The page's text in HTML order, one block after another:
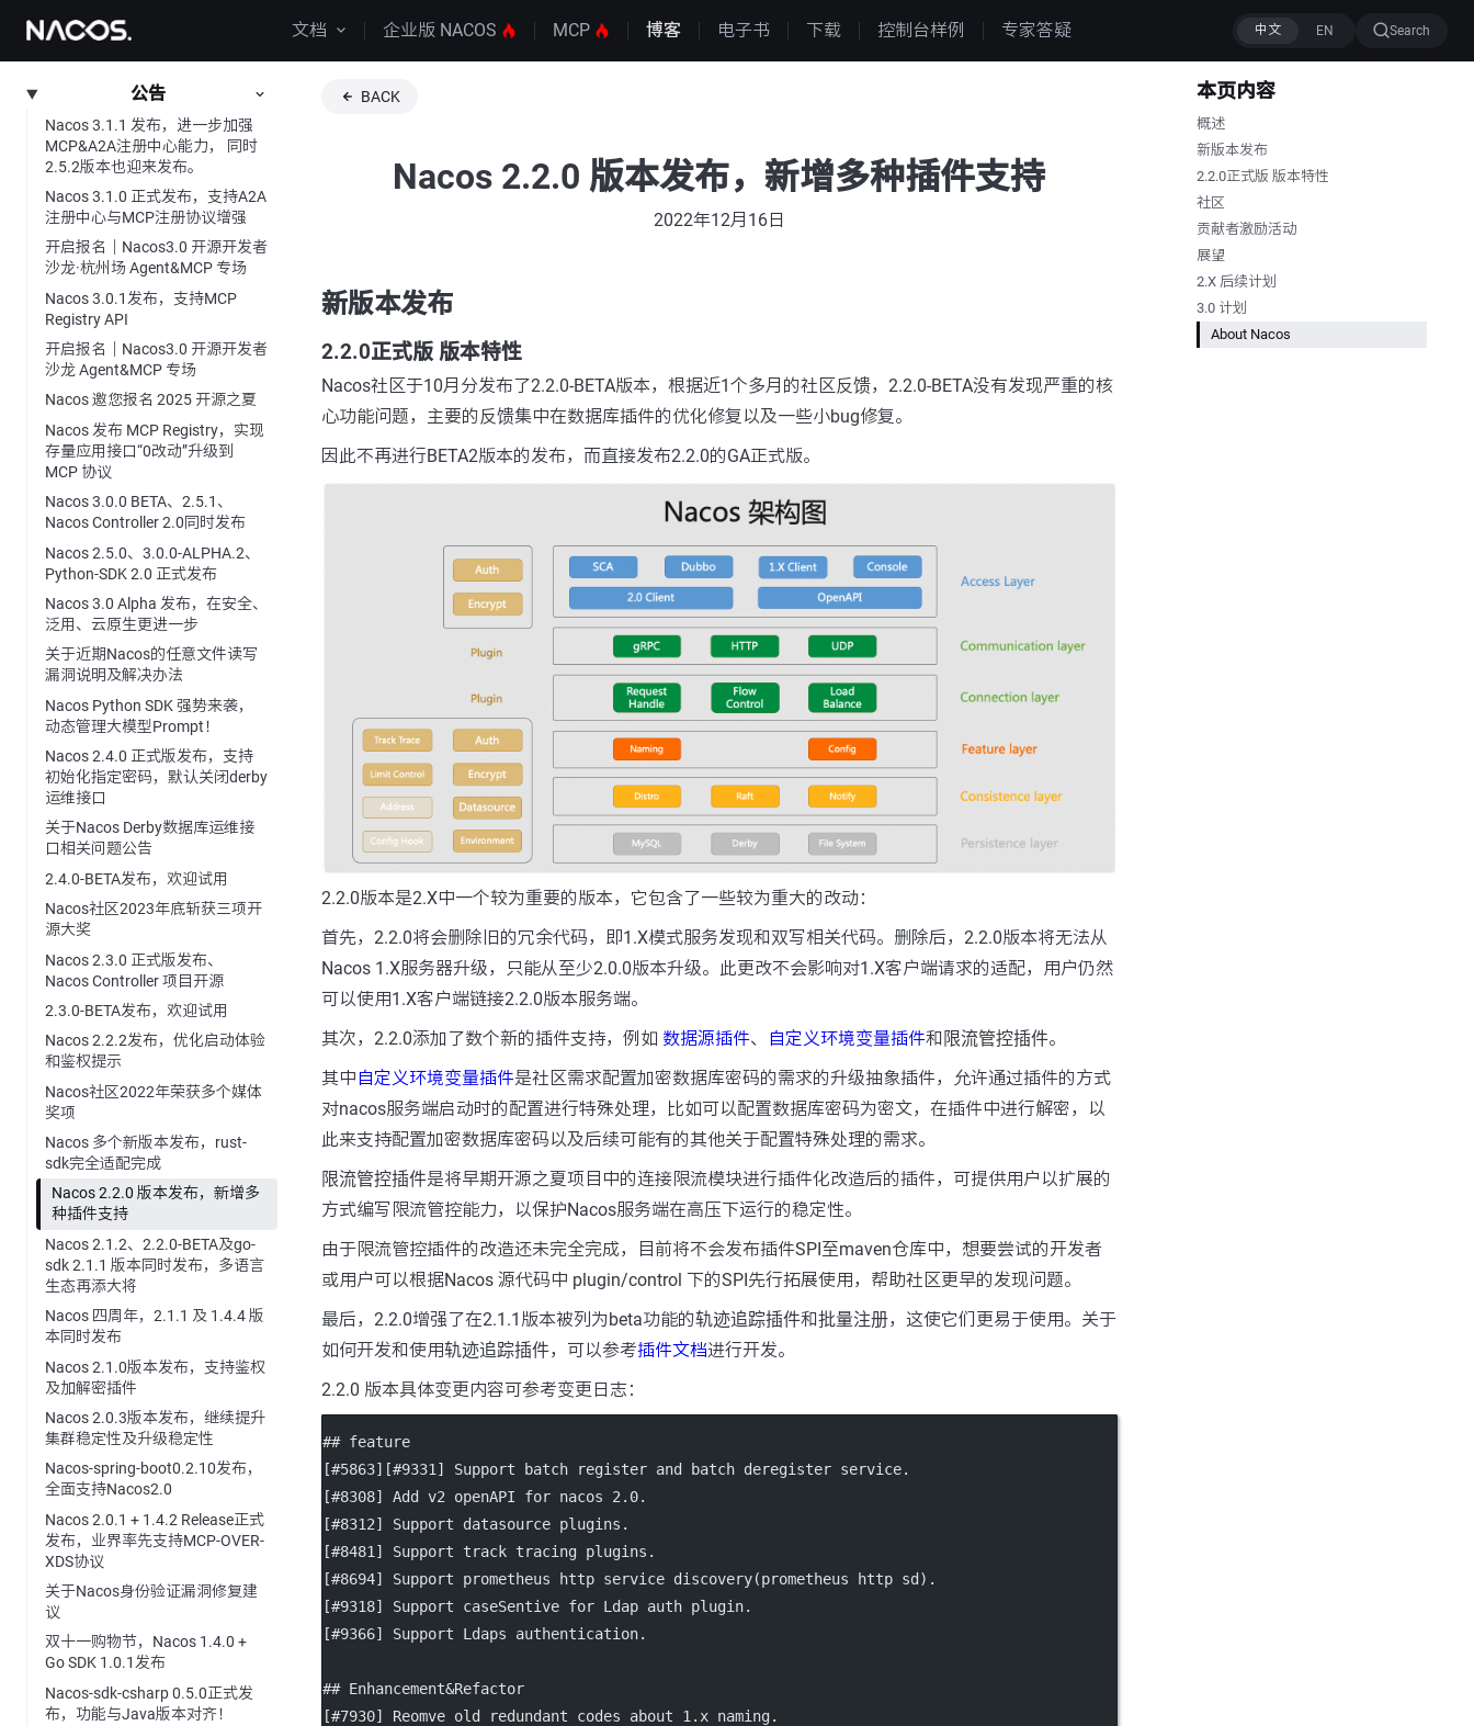
文档 企业版 NACOS MCP 博客 电子书 下载 控制台样例 专家答疑 Search
公告
Nacos 3.1.1 发布，进一步加强
MCP&A2A注册中心能力， 同时
2.5.2版本也迎来发布。
Nacos 3.1.0 正式发布，支持A2A
注册中心与MCP注册协议增强
开启报名｜Nacos3.0 开源开发者
沙龙·杭州场 Agent&MCP 专场
Nacos 3.0.1发布，支持MCP
Registry API
开启报名｜Nacos3.0 开源开发者
沙龙 Agent&MCP 专场
Nacos 邀您报名 2025 开源之夏
Nacos 发布 MCP Registry，实现
存量应用接口“0改动”升级到
MCP 协议
Nacos 3.0.0 BETA、2.5.1、
Nacos Controller 2.0同时发布
Nacos 2.5.0、3.0.0-ALPHA.2、
Python-SDK 2.0 正式发布
Nacos 3.0 Alpha 发布，在安全、
泛用、云原生更进一步
关于近期Nacos的任意文件读写
漏洞说明及解决办法
Nacos Python SDK 强势来袭，
动态管理大模型Prompt！
Nacos 2.4.0 正式版发布，支持
初始化指定密码，默认关闭derby
运维接口
关于Nacos Derby数据库运维接
口相关问题公告
2.4.0-BETA发布，欢迎试用
Nacos社区2023年底斩获三项开
源大奖
Nacos 2.3.0 正式版发布、
Nacos Controller 项目开源
2.3.0-BETA发布，欢迎试用
Nacos 2.2.2发布，优化启动体验
和鉴权提示
Nacos社区2022年荣获多个媒体
奖项
Nacos 多个新版本发布，rust-
sdk完全适配完成
Nacos 2.2.0 版本发布，新增多
种插件支持
Nacos 2.1.2、2.2.0-BETA及go-
sdk 2.1.1 版本同时发布，多语言
生态再添大将
Nacos 四周年，2.1.1 及 1.4.4 版
本同时发布
Nacos 2.1.0版本发布，支持鉴权
及加解密插件
Nacos 2.0.3版本发布，继续提升
集群稳定性及升级稳定性
Nacos-spring-boot0.2.10发布，
全面支持Nacos2.0
Nacos 2.0.1 + 1.4.2 Release正式
发布，业界率先支持MCP-OVER-
XDS协议
关于Nacos身份验证漏洞修复建
议
双十一购物节，Nacos 1.4.0 +
Go SDK 1.0.1发布
Nacos-sdk-csharp 0.5.0正式发
布，功能与Java版本对齐！
BACK
Nacos 2.2.0 版本发布，新增多种插件支持
2022年12月16日
新版本发布
2.2.0正式版 版本特性
Nacos社区于10月分发布了2.2.0-BETA版本，根据近1个多月的社区反馈，2.2.0-BETA没有发现严重的核
心功能问题，主要的反馈集中在数据库插件的优化修复以及一些小bug修复。
因此不再进行BETA2版本的发布，而直接发布2.2.0的GA正式版。
2.2.0版本是2.X中一个较为重要的版本，它包含了一些较为重大的改动：
首先，2.2.0将会删除旧的冗余代码，即1.X模式服务发现和双写相关代码。删除后，2.2.0版本将无法从
Nacos 1.X服务器升级，只能从至少2.0.0版本升级。此更改不会影响对1.X客户端请求的适配，用户仍然
可以使用1.X客户端链接2.2.0版本服务端。
其次，2.2.0添加了数个新的插件支持，例如 数据源插件、 自定义环境变量插件和 限流管控插件。
其中自定义环境变量插件是社区需求配置加密数据库密码的需求的升级抽象插件，允许通过插件的方式
对nacos服务端启动时的配置进行特殊处理，比如可以配置数据库密码为密文，在插件中进行解密，以
此来支持配置加密数据库密码以及后续可能有的其他关于配置特殊处理的需求。
限流管控插件是将早期开源之夏项目中的连接限流模块进行插件化改造后的插件，可提供用户以扩展的
方式编写限流管控能力，以保护Nacos服务端在高压下运行的稳定性。
由于限流管控插件的改造还未完全完成，目前将不会发布插件SPI至maven仓库中，想要尝试的开发者
或用户可以根据Nacos 源代码中 plugin/control 下的SPI先行拓展使用，帮助社区更早的发现问题。
最后，2.2.0增强了在2.1.1版本被列为beta功能的轨迹追踪插件和批量注册，这使它们更易于使用。关于
如何开发和使用轨迹追踪插件，可以参考插件文档进行开发。
2.2.0 版本具体变更内容可参考变更日志：
## feature
[#5863][#9331 ] Support batch register and batch deregister service.
[#8308] Add v2 openAPI for nacos 2.0.
[#8312] Support datasource plugins.
[#8481 ] Support track tracing plugins.
[#8694] Support prometheus http service discovery(prometheus http sd).
[#9318] Support caseSentive for Ldap auth plugin.
[#9366] Support Ldaps authentication.
## Enhancement&Refactor
[#7930] Reomve old redundant codes about 1.x naming.
本页内容
概述
新版本发布
2.2.0正式版 版本特性
社区
贡献者激励活动
展望
2.X 后续计划
3.0 计划
About Nacos